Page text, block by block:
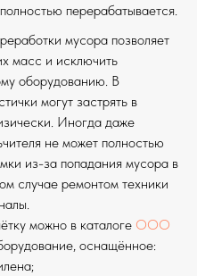
перерабатывается.
мусора позволяет
масс и исключить
оборудованию. В
могут застрять в
Иногда даже
не может полностью
из-за попадания мусора в
случае ремонтом техники
можно в каталоге ООО
оснащённое: